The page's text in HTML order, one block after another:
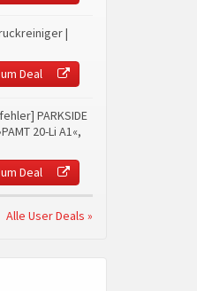
|
Deal
PARKSIDE
20-Li A1«,
Deal
Alle User Deals »